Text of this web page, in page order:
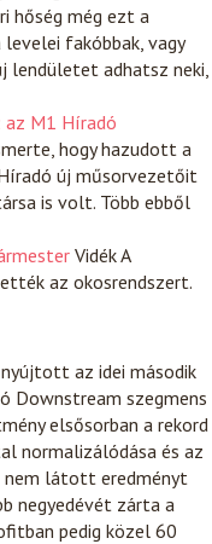
hőség még ezt a
fakóbbak, vagy
lendületet adhatsz neki,
az M1 Híradó
hogy hazudott a
új műsorvezetőit
is volt. Több ebből
VidékA
az okosrendszert.
az idei második
Downstream szegmens
elsősorban a rekord
normalizálódása és az
nem látott eredményt
negyedévét zárta a
pedig közel 60